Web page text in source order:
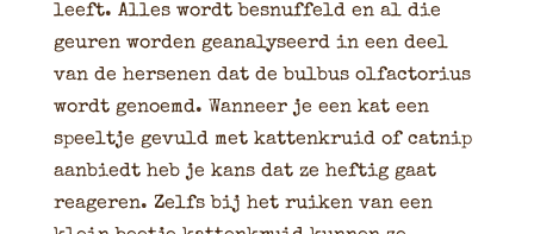
leeft. Alles wordt besnuffeld en al die
geuren worden geanalyseerd in een deel
van de hersenen dat de bulbus olfactorius
wordt genoemd. Wanneer je een kat een
speeltje gevuld met kattenkruid of catnip
aanbiedt heb je kans dat ze heftig gaat
reageren. Zelfs bij het ruiken van een